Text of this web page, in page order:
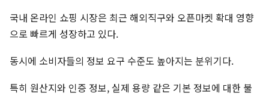
국내 온라인 쇼핑 시장은 최근 해외직구와 오픈마켓 확대 영향
으로 빠르게 성장하고 있다.
동시에 소비자들의 정보 요구 수준도 높아지는 분위기다.
특히 원산지와 인증 정보, 실제 용량 같은 기본 정보에 대한 불